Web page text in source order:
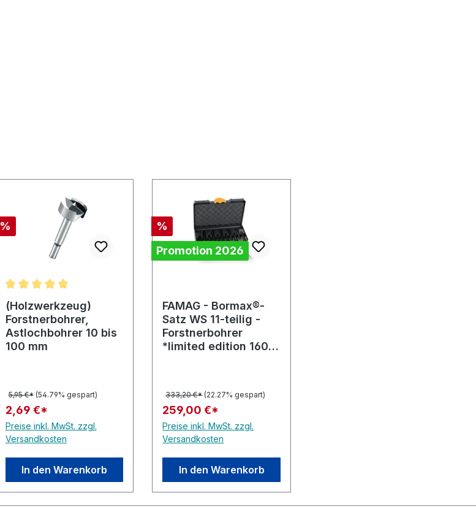
Rabatt
%
Durchschnittliche Bewertung von 5 von 5 Sternen
(Holzwerkzeug)
Forstnerbohrer,
Astlochbohrer 10 bis
100 mm
5,95 €* (54.79% gespart)
2,69 €*
Preise inkl. MwSt. zzgl.
Versandkosten
In den Warenkorb
Rabatt
%
Promotion 2026
FAMAG - Bormax®-
Satz WS 11-teilig -
Forstnerbohrer
*limited edition 160
333,20 €* (22.27% gespart)
259,00 €*
Preise inkl. MwSt. zzgl.
Versandkosten
In den Warenkorb